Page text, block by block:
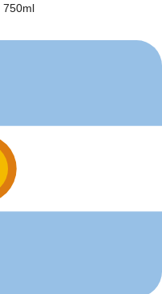
750ml